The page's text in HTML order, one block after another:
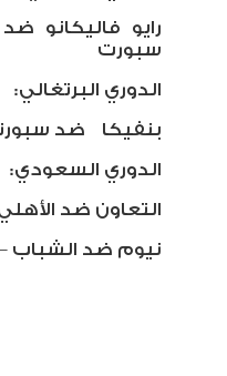
سبورت
الدوري البرتغالي:
بنفيكا
ضد سبورتنج
الدوري السعودي:
التعاون ضد الأهلي –
نيوم ضد الشباب – 7:50